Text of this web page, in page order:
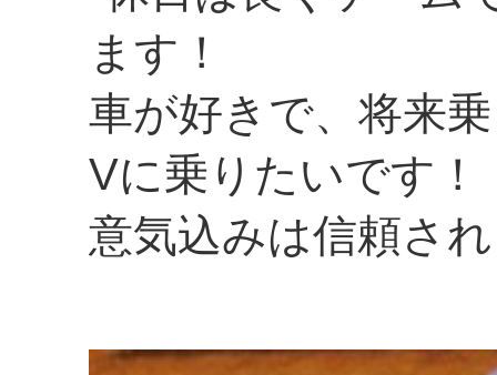
ます！
車が好きで、将来
Vに乗りたいです！
意気込みは信頼さ